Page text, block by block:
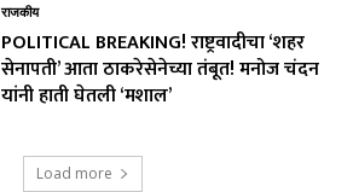
राजकीय
POLITICAL BREAKING! राष्ट्रवादीचा ‘शहर
सेनापती’ आता ठाकरेसेनेच्या तंबूत! मनोज चंदन
यांनी हाती घेतली ‘मशाल’
Load more